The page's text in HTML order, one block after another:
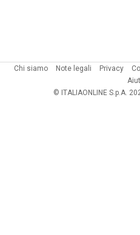
Chi siamo Note legali Privacy
© ITALIAONLINE S.p.A.